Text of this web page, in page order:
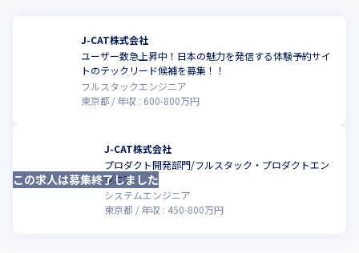
J-CAT株式会社
ユーザー数急上昇中！日本の魅力を発信する体験予約サイ
トのテックリード候補を募集！！
フルスタックエンジニア
東京都
年収 : 600-800万円
J-CAT株式会社
プロダクト開発部門/フルスタック・プロダクトエン
ジニア
システムエンジニア
東京都
年収 : 450-800万円
この求人は募集終了しました